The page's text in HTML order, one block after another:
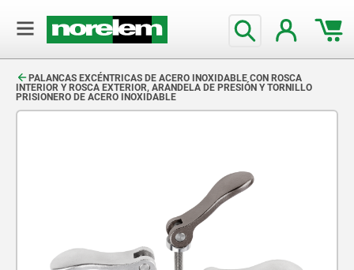
PALANCAS EXCÉNTRICAS DE ACERO INOXIDABLE CON ROSCA
INTERIOR Y ROSCA EXTERIOR, ARANDELA DE PRESIÓN Y TORNILLO
PRISIONERO DE ACERO INOXIDABLE